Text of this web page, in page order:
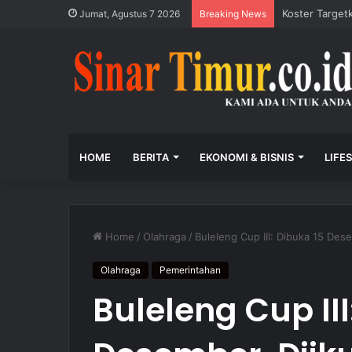
Jumat, Agustus 7 2026 Breaking News Jamnas XII:
HOME BERITA EKONOMI & BISNIS
Home / Olahraga / Buleleng Cup III: Dibuka 15
Olahraga Pemerintahan
Buleleng Cup